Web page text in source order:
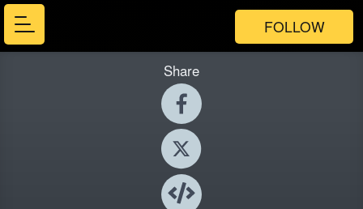
FOLLOW
Share